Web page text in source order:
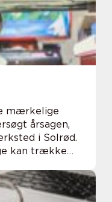
mærkelige
årsagen,
i Solrød.
kan trække
din bil under